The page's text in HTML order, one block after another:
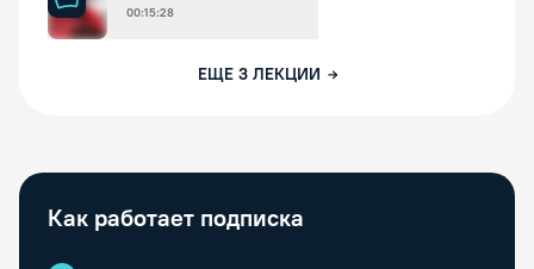
00:15:28
ЕЩЕ 3 ЛЕКЦИИ
Как работает подписка